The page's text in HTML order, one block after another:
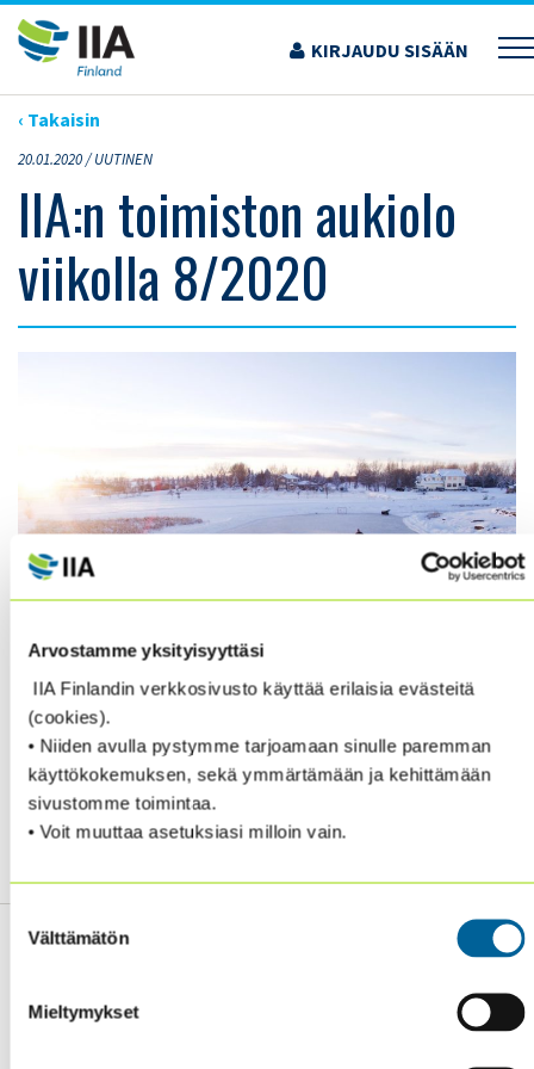
Arvostamme yksityisyyttäsi
IIA Finlandin verkkosivusto käyttää erilaisia evästeitä
(cookies).
• Niiden avulla pystymme tarjoamaan sinulle paremman
käyttökokemuksen, sekä ymmärtämään ja kehittämään
sivustomme toimintaa.
• Voit muuttaa asetuksiasi milloin vain.
valinta
Välttämätön
Mieltymykset
Siirry
sisältöön
KIRJAUDU SISÄÄN
›ARTIKKELIT›IIA:N TOIMISTON AUKIOLO VIIKOLLA 8/2020
‹ Takaisin
20.01.2020 /UUTINEN
IIA:n toimiston aukiolo
viikolla 8/2020
Helmikuussa, talvilomaviikolla 8, IIA:n toimisto on
auki tiistaina ja keskiviikkona 18.-19.2.
Toimisto on suljettu maanantaina 17.2., sekä torstaina
ja perjantaina 20.-21.2.2020.